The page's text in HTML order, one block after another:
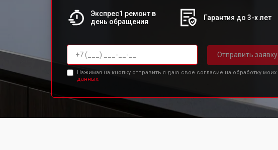
Экспрес1 ремонт в
день обращения
Гарантия до 3-х лет
Отправить заявку
Нажимая на кнопку отправить я даю свое согласие на обработку моих
данных.